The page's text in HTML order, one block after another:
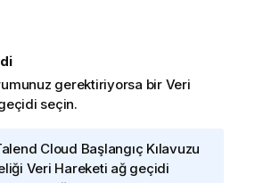
gerektiriyorsa bir Veri
seçin.
Cloud Başlangıç Kılavuzu
Veri Hareketi ağ geçidi